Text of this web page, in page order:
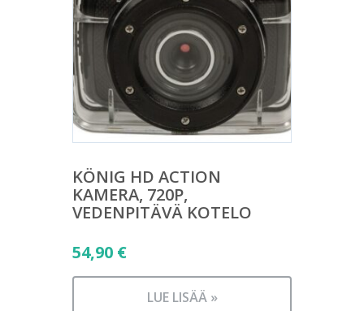
KÖNIG HD ACTION
KAMERA, 720P,
VEDENPITÄVÄ KOTELO
54,90 €
LUE LISÄÄ »